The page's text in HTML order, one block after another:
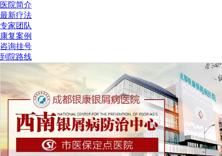
医院简介
最新疗法
专家团队
康复案例
咨询挂号
到院路线